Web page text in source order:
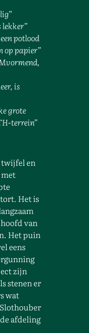
lekker”
potlood
op papier”
is
grote
terrein”
twijfel en
Het is
van
Het puin
eens
zijn
stenen er
wat
afdeling